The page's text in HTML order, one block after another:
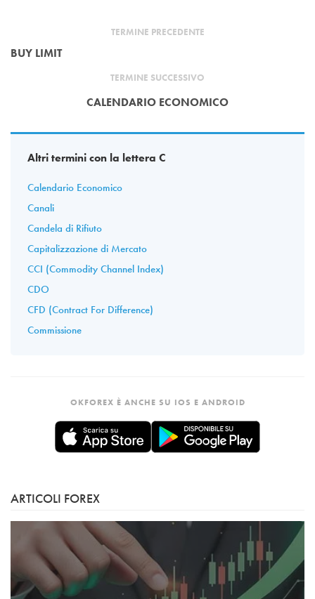
TERMINE PRECEDENTE
BUY LIMIT
TERMINE SUCCESSIVO
CALENDARIO ECONOMICO
Altri termini con la lettera C
Calendario Economico
Canali
Candela di Rifiuto
Capitalizzazione di Mercato
CCI (Commodity Channel Index)
CDO
CFD (Contract For Difference)
Commissione
OKFOREX È ANCHE SU IOS E ANDROID
ARTICOLI FOREX